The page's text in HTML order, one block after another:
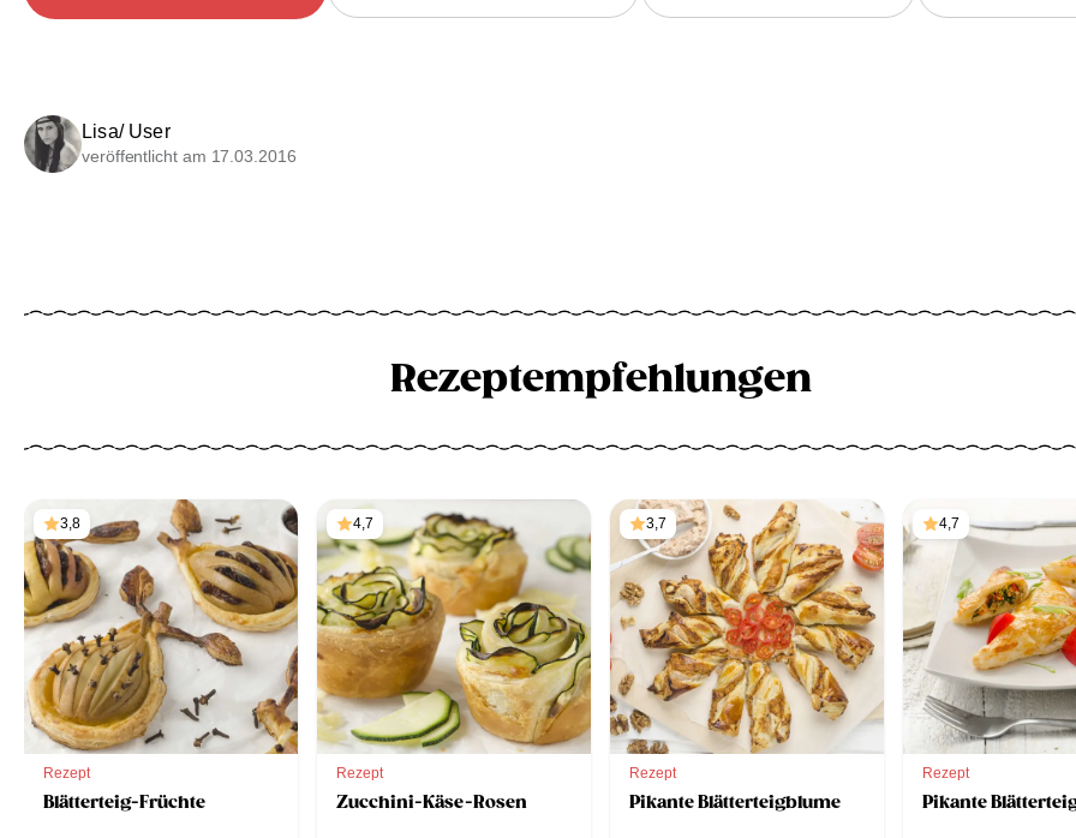
Lisa/ User
veröffentlicht am 17.03.2016
Rezeptempfehlungen
3,8
Rezept
Blätterteig-Früchte
4,7
Rezept
Zucchini-Käse-Rosen
3,7
Rezept
Pikante Blätterteigblume
4,7
Rezept
Pikante